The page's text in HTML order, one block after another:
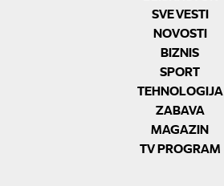
SVE VESTI
NOVOSTI
BIZNIS
SPORT
TEHNOLOGIJA
ZABAVA
MAGAZIN
TV PROGRAM